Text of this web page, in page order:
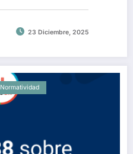
23 Diciembre, 2025
Normatividad